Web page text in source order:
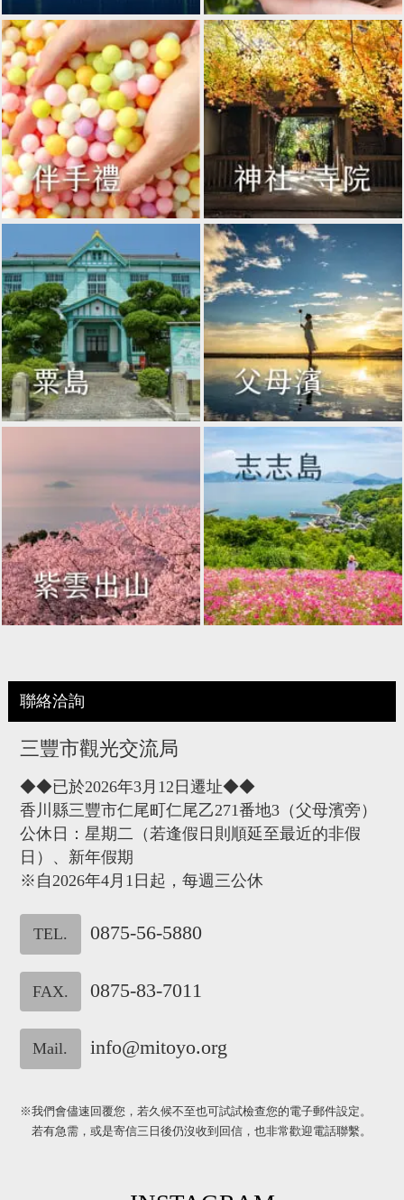
聯絡洽詢
三豐市觀光交流局
◆◆已於2026年3月12日遷址◆◆
香川縣三豐市仁尾町仁尾乙271番地3（父母濱旁）
公休日：星期二（若逢假日則順延至最近的非假
日）、新年假期
※自2026年4月1日起，每週三公休
TEL. 0875-56-5880
FAX. 0875-83-7011
Mail. info@mitoyo.org
※我們會儘速回覆您，若久候不至也可試試檢查您的電子郵件設定。
若有急需，或是寄信三日後仍沒收到回信，也非常歡迎電話聯繫。